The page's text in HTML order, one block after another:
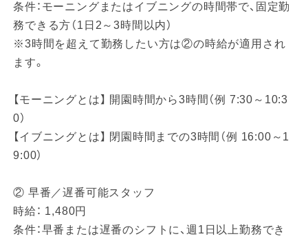
条件：モーニングまたはイブニングの時間帯で、固定勤
務できる方（1日2～3時間以内）
※3時間を超えて勤務したい方は②の時給が適用され
ます。
【モーニングとは】 開園時間から3時間（例 7:30～10:3
0）
【イブニングとは】 閉園時間までの3時間（例 16:00～1
9:00）
② 早番／遅番可能スタッフ
時給： 1,480円
条件：早番または遅番のシフトに、週1日以上勤務でき